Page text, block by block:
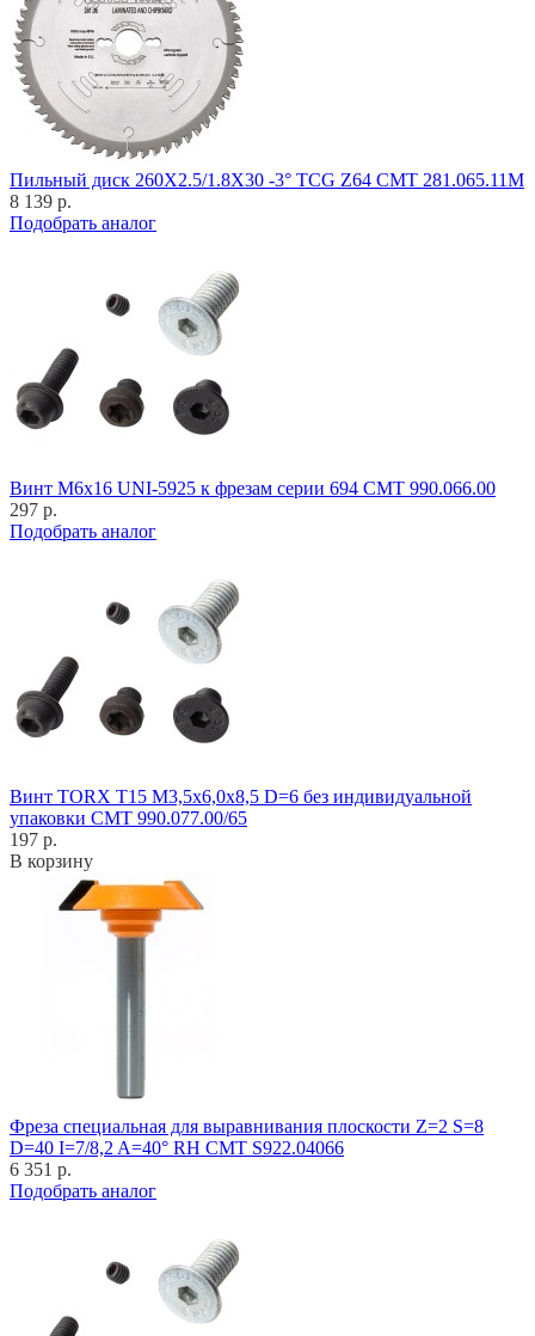
Пильный диск 260X2.5/1.8X30 -3° TCG Z64 CMT 281.065.11M
8 139 р.
Подобрать аналог
Винт M6x16 UNI-5925 к фрезам серии 694 CMT 990.066.00
297 р.
Подобрать аналог
Винт TORX T15 M3,5x6,0x8,5 D=6 без индивидуальной
упаковки CMT 990.077.00/65
197 р.
В корзину
Фреза специальная для выравнивания плоскости Z=2 S=8
D=40 I=7/8,2 A=40° RH CMT S922.04066
6 351 р.
Подобрать аналог